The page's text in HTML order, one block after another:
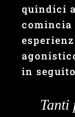
quindici
comincia
in
Tanti